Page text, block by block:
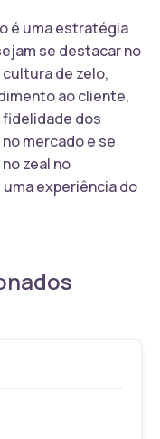
é uma estratégia
se destacar no
de zelo,
ao cliente,
fidelidade dos
mercado e se
zeal no
experiência do